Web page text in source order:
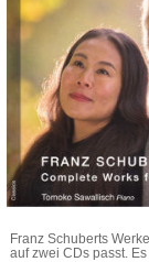
Franz Schuberts
auf zwei CDs passt.